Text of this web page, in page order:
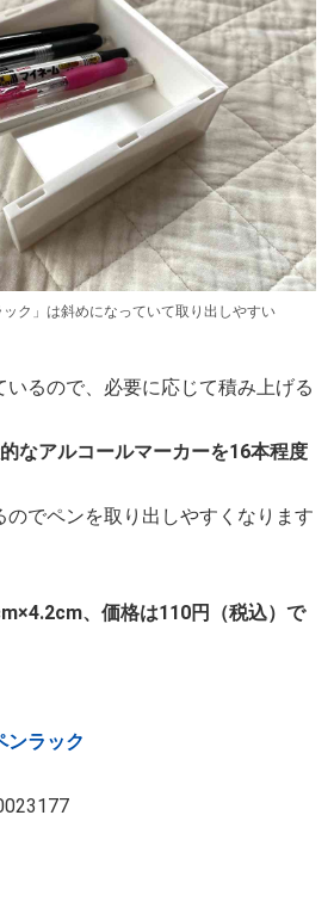
ク」は斜めになっていて取り出しやすい
いるので、必要に応じて積み上げる
なアルコールマーカーを16本程度
のでペンを取り出しやすくなります
、価格は110円（税込）で
ラック